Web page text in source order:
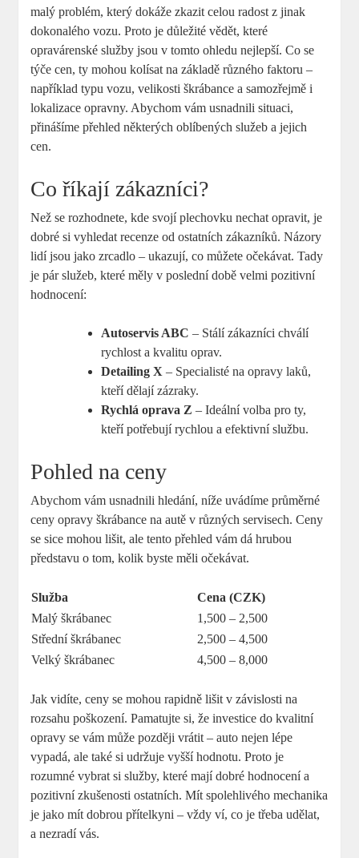
malý problém, který dokáže zkazit celou radost z jinak
dokonalého vozu. Proto je důležité vědět, které
opravárenské služby jsou v tomto ohledu nejlepší. Co se
týče cen, ty mohou kolísat na základě různého faktoru –
například typu vozu, velikosti škrábance a samozřejmě i
lokalizace opravny. Abychom vám usnadnili situaci,
přinášíme přehled některých oblíbených služeb a jejich
cen.
Co říkají zákazníci?
Než se rozhodnete, kde svojí plechovku nechat opravit, je
dobré si vyhledat recenze od ostatních zákazníků. Názory
lidí jsou jako zrcadlo – ukazují, co můžete očekávat. Tady
je pár služeb, které měly v poslední době velmi pozitivní
hodnocení:
Autoservis ABC – Stálí zákazníci chválí
rychlost a kvalitu oprav.
Detailing X – Specialisté na opravy laků,
kteří dělají zázraky.
Rychlá oprava Z – Ideální volba pro ty,
kteří potřebují rychlou a efektivní službu.
Pohled na ceny
Abychom vám usnadnili hledání, níže uvádíme průměrné
ceny opravy škrábance na autě v různých servisech. Ceny
se sice mohou lišit, ale tento přehled vám dá hrubou
představu o tom, kolik byste měli očekávat.
Služba
Cena (CZK)
Malý škrábanec
1,500 – 2,500
Střední škrábanec
2,500 – 4,500
Velký škrábanec
4,500 – 8,000
Jak vidíte, ceny se mohou rapidně lišit v závislosti na
rozsahu poškození. Pamatujte si, že investice do kvalitní
opravy se vám může později vrátit – auto nejen lépe
vypadá, ale také si udržuje vyšší hodnotu. Proto je
rozumné vybrat si služby, které mají dobré hodnocení a
pozitivní zkušenosti ostatních. Mít spolehlivého mechanika
je jako mít dobrou přítelkyni – vždy ví, co je třeba udělat,
a nezradí vás.